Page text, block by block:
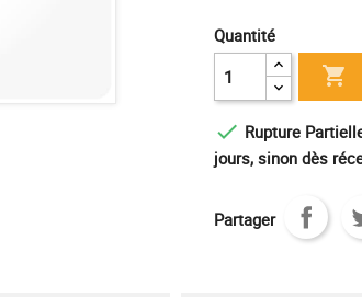
Quantité

 Rupture
jours, sinon dès
Partager